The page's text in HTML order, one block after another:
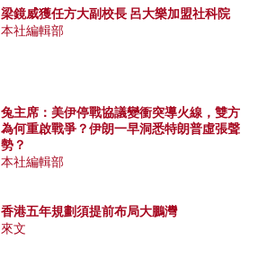
梁鏡威獲任方大副校長 呂大樂加盟社科院
本社編輯部
兔主席：美伊停戰協議變衝突導火線，雙方
為何重啟戰爭？伊朗一早洞悉特朗普虛張聲
勢？
本社編輯部
香港五年規劃須提前布局大鵬灣
來文